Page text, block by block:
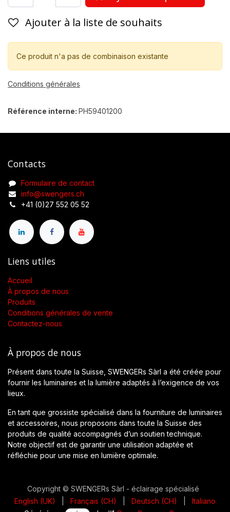
Ajouter à la liste de souhaits
Ce produit n'a pas de combinaison existante
Conditions générales
Référence interne: PH59401200
Contacts
Formulaire de contact
info@swengers.ch
+41 (0)27 552 05 52
Liens utiles
Accueil
À propos de nous
Produits
Conditions générales de vente
Contactez-nous
À propos de nous
Présent dans toute la Suisse, SWENGERs Sàrl a été créée pour
fournir les luminaires et la lumière adaptés à l’exigence de vos
lieux.
En tant que grossiste spécialisé dans la fourniture de luminaires
et accessoires, nous proposons dans toute la Suisse des
produits de qualité accompagnés d’un soutien technique.
Notre objectif est de garantir une utilisation adaptée et
réfléchie pour une mise en lumière optimale.
Copyright © SWENGERs Sàrl - éclairage spécialisé
English (UK)
Français (CH) Deutsch (CH)
Italiano